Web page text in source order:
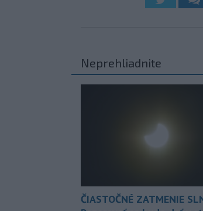
Neprehliadnite
ČIASTOČNÉ ZATMENIE